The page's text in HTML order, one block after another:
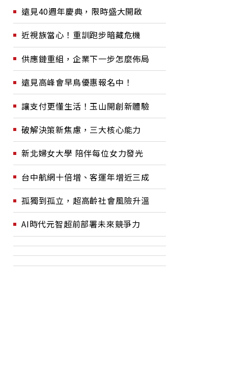
遠見40週年慶典，限時盛大開啟
近視族當心！重訓跑步暗藏危機
供應鏈重組，企業下一步怎麼佈局
遠見高峰會早鳥優惠報名中！
讓支付更懂生活！玉山開創新體驗
破解決策新焦慮，三大核心能力
新北婦女大學 陪伴每位女力發光
台中航網十倍增、客運年增近三成
孤獨到孤立，超高齡社會風險升溫
AI時代元智超前部署未來競爭力